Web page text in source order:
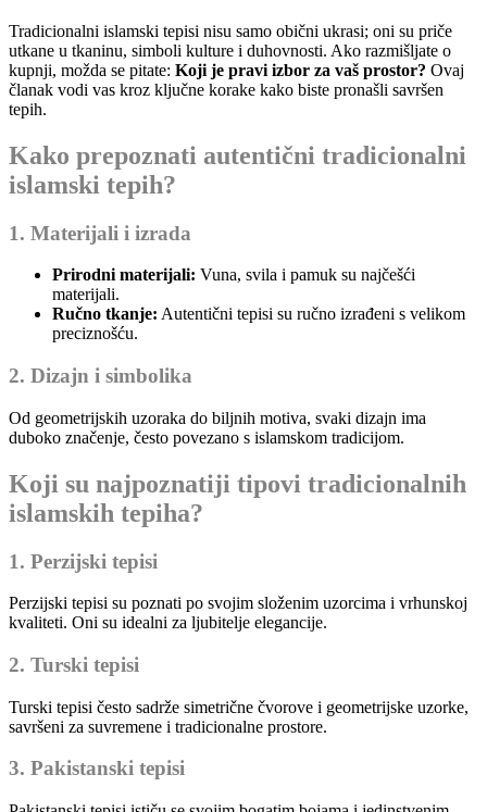
Tradicionalni islamski tepisi nisu samo obični ukrasi; oni su priče
utkane u tkaninu, simboli kulture i duhovnosti. Ako razmišljate o
kupnji, možda se pitate: Koji je pravi izbor za vaš prostor? Ovaj
članak vodi vas kroz ključne korake kako biste pronašli savršen
tepih.
Kako prepoznati autentični tradicionalni
islamski tepih?
1. Materijali i izrada
Prirodni materijali: Vuna, svila i pamuk su najčešći
materijali.
Ručno tkanje: Autentični tepisi su ručno izrađeni s velikom
preciznošću.
2. Dizajn i simbolika
Od geometrijskih uzoraka do biljnih motiva, svaki dizajn ima
duboko značenje, često povezano s islamskom tradicijom.
Koji su najpoznatiji tipovi tradicionalnih
islamskih tepiha?
1. Perzijski tepisi
Perzijski tepisi su poznati po svojim složenim uzorcima i vrhunskoj
kvaliteti. Oni su idealni za ljubitelje elegancije.
2. Turski tepisi
Turski tepisi često sadrže simetrične čvorove i geometrijske uzorke,
savršeni za suvremene i tradicionalne prostore.
3. Pakistanski tepisi